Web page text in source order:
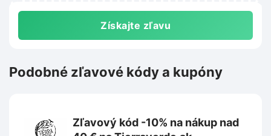
Získajte zľavu
Podobné zľavové kódy a kupóny
Zľavový kód -10% na nákup nad